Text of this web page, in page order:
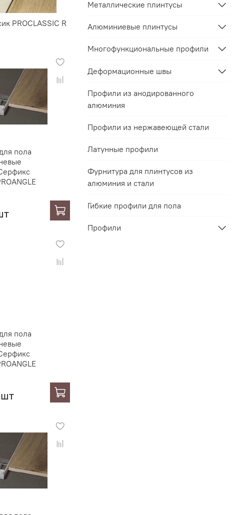
PROCLASSIC R
пола
пола
Металлические плинтусы
Алюминиевые плинтусы
Многофункциональные профили
Деформационные швы
Профили из анодированного
алюминия
Профили из нержавеющей стали
Латунные профили
Фурнитура для плинтусов из
алюминия и стали
Гибкие профили для пола
Профили